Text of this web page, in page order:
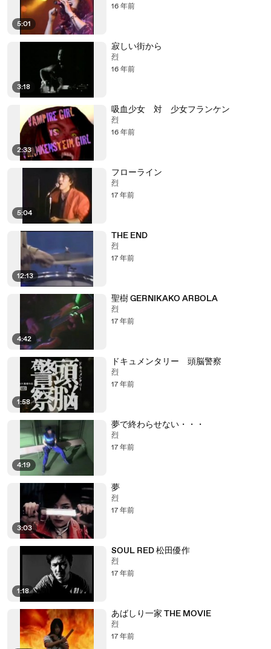
5:01
16 年前
3:18
寂しい街から
烈
16 年前
2:33
吸血少女 対 少女フランケン
烈
16 年前
5:04
フローライン
烈
17 年前
12:13
THE END
烈
17 年前
4:42
聖樹 GERNIKAKO ARBOLA
烈
17 年前
1:58
ドキュメンタリー 頭脳警察
烈
17 年前
4:19
夢で終わらせない・・・
烈
17 年前
3:03
夢
烈
17 年前
1:18
SOUL RED 松田優作
烈
17 年前
あばしり一家 THE MOVIE
烈
17 年前